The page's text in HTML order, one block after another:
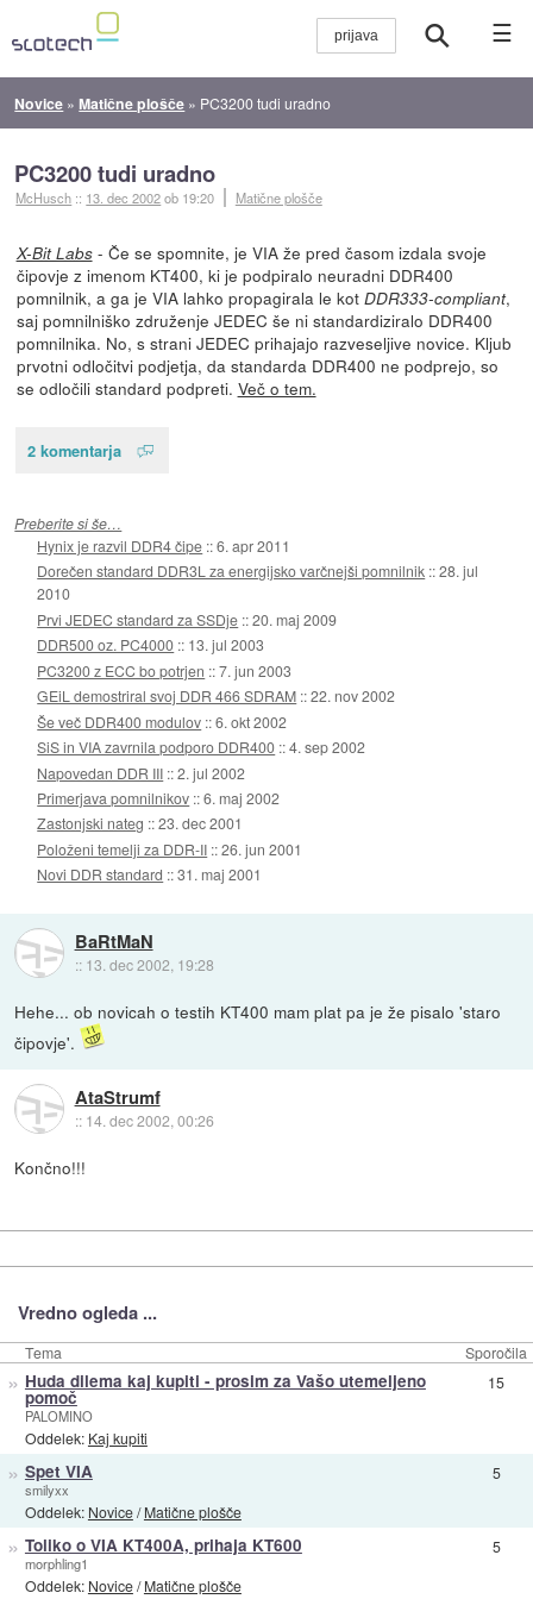
☰
Novice »Matične plošče » PC3200 tudi uradno
PC3200 tudi uradno
McHusch :: 13. dec 2002ob 19:20 Matične plošče
X-Bit Labs- Če se spomnite, je VIA že pred časom izdala svoje
čipovje z imenom KT400, ki je podpiralo neuradni DDR400
pomnilnik, a ga je VIA lahko propagirala le kot DDR333-compliant,
saj pomnilniško združenje JEDEC še ni standardiziralo DDR400
pomnilnika. No, s strani JEDEC prihajajo razveseljive novice. Kljub
prvotni odločitvi podjetja, da standarda DDR400 ne podprejo, so
se odločili standard podpreti. Več o tem.
2 komentarja
Preberite si še…
Hynix je razvil DDR4 čipe ::6. apr 2011
Dorečen standard DDR3L za energijsko varčnejši pomnilnik ::28. jul
2010
Prvi JEDEC standard za SSDje ::20. maj 2009
DDR500 oz. PC4000 :: 13. jul 2003
PC3200 z ECC bo potrjen ::7. jun 2003
GEiL demostriral svoj DDR 466 SDRAM ::22. nov 2002
Še več DDR400 modulov ::6. okt 2002
SiS in VIA zavrnila podporo DDR400 ::4. sep 2002
Napovedan DDR III ::2. jul 2002
Primerjava pomnilnikov ::6. maj 2002
Zastonjski nateg ::23. dec 2001
Položeni temelji za DDR-II ::26. jun 2001
Novi DDR standard ::31. maj 2001
BaRtMaN
:: 13. dec 2002, 19:28
Hehe... ob novicah o testih KT400 mam plat pa je že pisalo 'staro
čipovje'.
AtaStrumf
:: 14. dec 2002, 00:26
Končno!!!
Vredno ogleda ...
Tema Sporočila
» Huda dilema kaj kupiti - prosim za Vašo utemeljeno
pomoč
PALOMINO
Oddelek: Kaj kupiti
15
» Spet VIA
smilyxx
Oddelek: Novice/Matične plošče
5
» Toliko o VIA KT400A, prihaja KT600
morphling1
Oddelek: Novice/Matične plošče
5